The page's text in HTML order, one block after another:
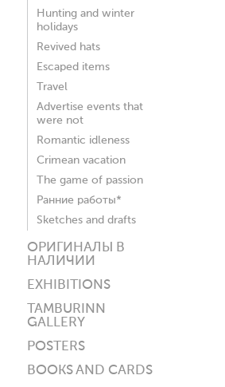
Hunting and winter
holidays
Revived hats
Escaped items
Travel
Advertise events that
were not
Romantic idleness
Crimean vacation
The game of passion
Ранние работы*
Sketches and drafts
ОРИГИНАЛЫ В
НАЛИЧИИ
EXHIBITIONS
TAMBURINN
GALLERY
POSTERS
BOOKS AND CARDS